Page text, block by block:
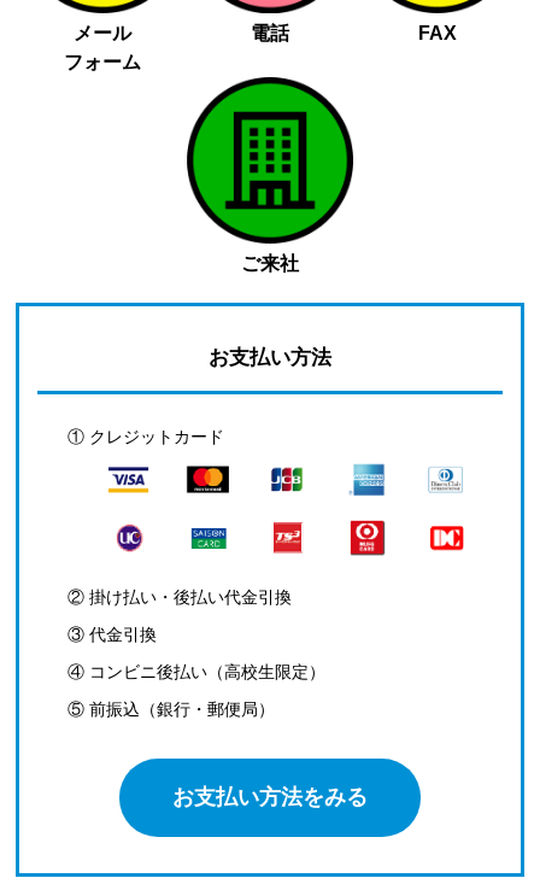
メール
フォーム
電話 FAX
ご来社
お支払い方法
① クレジットカード
② 掛け払い・後払い代金引換
③ 代金引換
④ コンビニ後払い（高校生限定）
⑤ 前振込（銀行・郵便局）
お支払い方法をみる